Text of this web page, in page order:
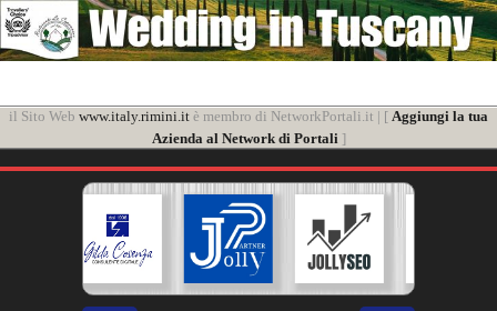
il Sito Web www.italy.rimini.it è membro di NetworkPortali.it | [ Aggiungi la tua
Azienda al Network di Portali]